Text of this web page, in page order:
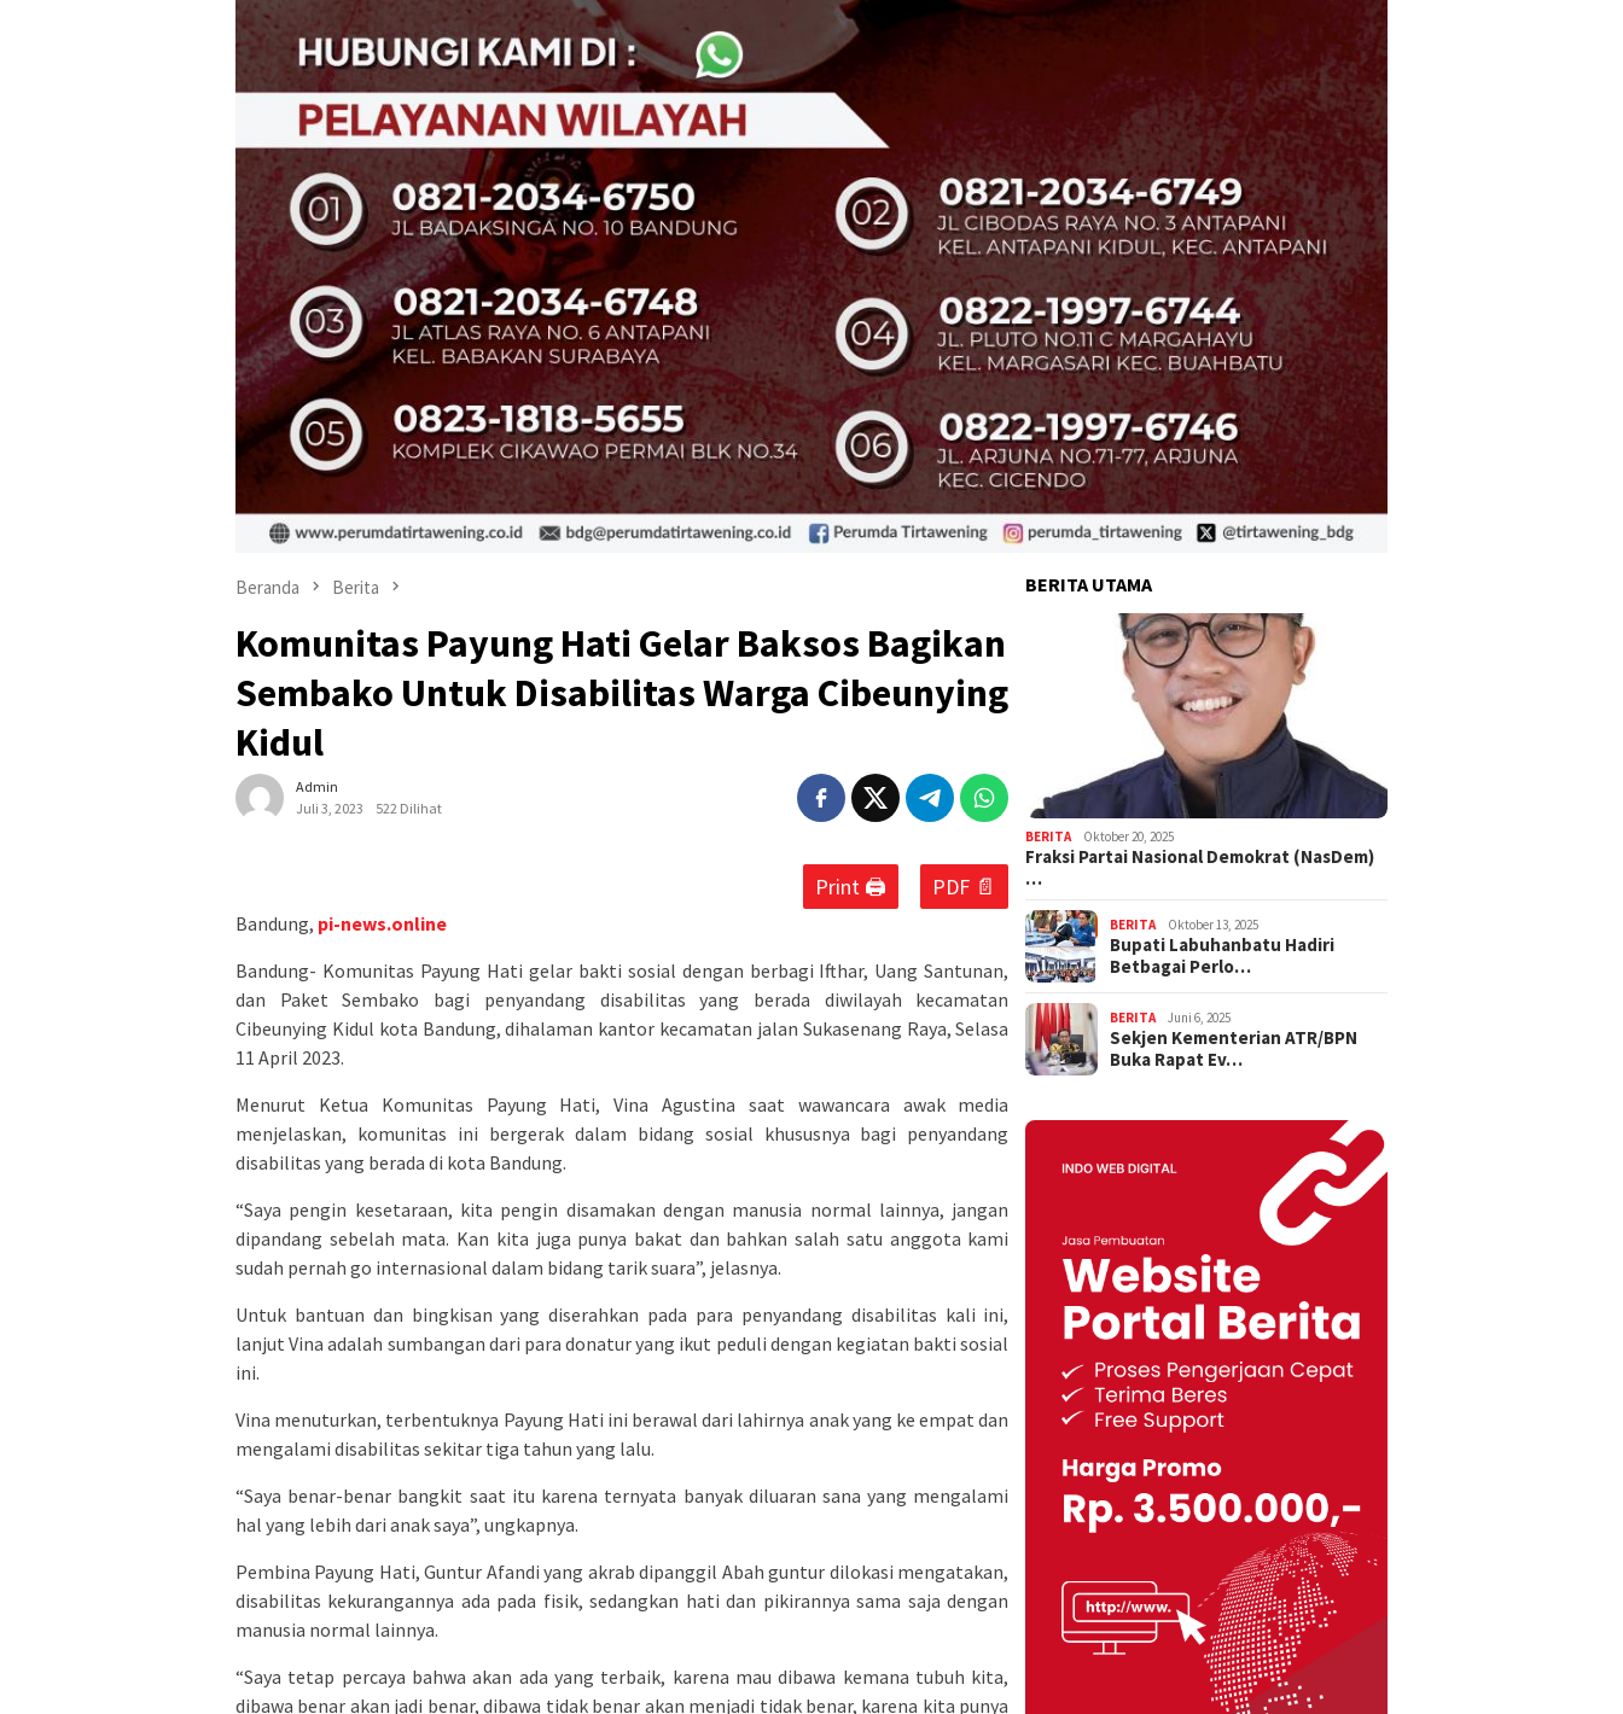
Beranda Berita
Komunitas Payung Hati Gelar Baksos Bagikan
Sembako Untuk Disabilitas Warga Cibeunying
Kidul
Admin
Juli 3, 2023
522 Dilihat
Print 🖨 PDF 📄
Bandung, pi-news.online
Bandung- Komunitas Payung Hati gelar bakti sosial dengan berbagi Ifthar, Uang Santunan,
dan Paket Sembako bagi penyandang disabilitas yang berada diwilayah kecamatan
Cibeunying Kidul kota Bandung, dihalaman kantor kecamatan jalan Sukasenang Raya, Selasa
11 April 2023.
Menurut Ketua Komunitas Payung Hati, Vina Agustina saat wawancara awak media
menjelaskan, komunitas ini bergerak dalam bidang sosial khususnya bagi penyandang
disabilitas yang berada di kota Bandung.
“Saya pengin kesetaraan, kita pengin disamakan dengan manusia normal lainnya, jangan
dipandang sebelah mata. Kan kita juga punya bakat dan bahkan salah satu anggota kami
sudah pernah go internasional dalam bidang tarik suara”, jelasnya.
Untuk bantuan dan bingkisan yang diserahkan pada para penyandang disabilitas kali ini,
lanjut Vina adalah sumbangan dari para donatur yang ikut peduli dengan kegiatan bakti sosial
ini.
Vina menuturkan, terbentuknya Payung Hati ini berawal dari lahirnya anak yang ke empat dan
mengalami disabilitas sekitar tiga tahun yang lalu.
“Saya benar-benar bangkit saat itu karena ternyata banyak diluaran sana yang mengalami
hal yang lebih dari anak saya”, ungkapnya.
Pembina Payung Hati, Guntur Afandi yang akrab dipanggil Abah guntur dilokasi mengatakan,
disabilitas kekurangannya ada pada fisik, sedangkan hati dan pikirannya sama saja dengan
manusia normal lainnya.
“Saya tetap percaya bahwa akan ada yang terbaik, karena mau dibawa kemana tubuh kita,
dibawa benar akan jadi benar, dibawa tidak benar akan menjadi tidak benar, karena kita punya
BERITA UTAMA
BERITA Oktober 20, 2025
Fraksi Partai Nasional Demokrat (NasDem)
…
BERITA Oktober 13, 2025
Bupati Labuhanbatu Hadiri
Betbagai Perlo…
BERITA Juni 6, 2025
Sekjen Kementerian ATR/BPN
Buka Rapat Ev…